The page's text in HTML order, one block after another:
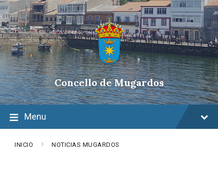
Skip
to
content
Skip
to
main
navigation
Skip
to
footer
Concello de Mugardos
Menu
INICIO NOTICIAS MUGARDOS